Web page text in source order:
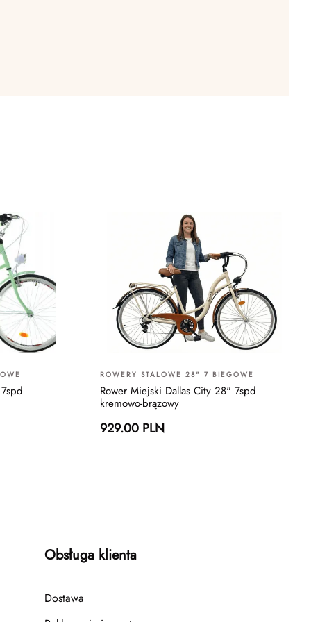
ROWERY STALOWE 28" 7 BIEGOWE
Rower Miejski Dallas City 28" 7spd
kremowo-brązowy
929.00 PLN
Obsługa klienta
Dostawa